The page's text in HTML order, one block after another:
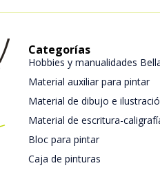
Categorías
Hobbies y manualidades
Material auxiliar para pintar
Material de dibujo e
Material de escritura-
Bloc para pintar
Caja de pinturas